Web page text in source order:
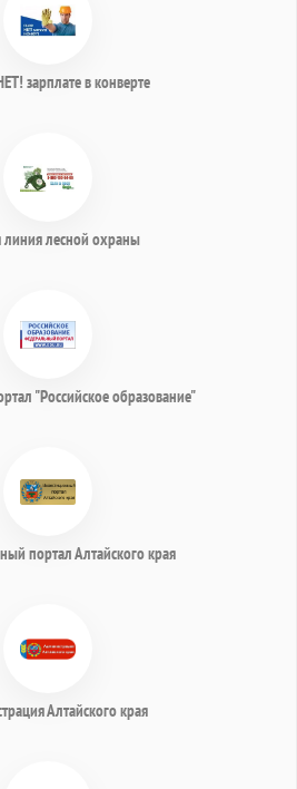
зарплате в конверте
линия лесной охраны
"Российское образование"
портал Алтайского края
Алтайского края